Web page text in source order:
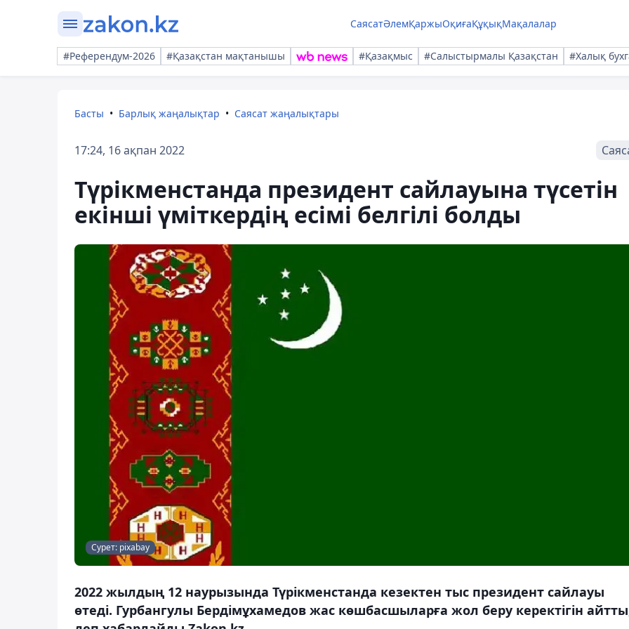
СаясатӘлемҚаржыОқиғаҚұқықМақалалар
#Референдум-2026 #Қазақстан мақтанышы #Қазақмыс #Салыстырмалы Қазақстан #Халық
Басты Барлық жаңалықтар Саясат жаңалықтары
17:24, 16 ақпан 2022
Түрікменстанда президент сайлауына түсетін
екінші үміткердің есімі белгілі болды
Сурет: pixabay
2022 жылдың 12 наурызында Түрікменстанда кезектен тыс президент сайлауы
өтеді. Гурбангулы Бердімұхамедов жас көшбасшыларға жол беру керектігін